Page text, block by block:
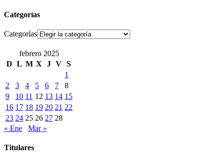
Categorías
Categorías
febrero 2025
D L M X J V S
1
2
3 4 5 6 7
8
9
10 11 12 13 14 15
16 17 18 19 20 21 22
23 24 25 26 27 28
« Ene
Mar »
Titulares